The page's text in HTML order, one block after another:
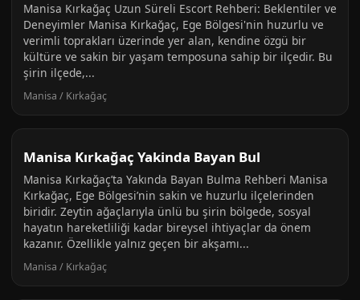
Manisa Kırkağaç Uzun Süreli Escort Rehberi: Beklentiler ve
Deneyimler Manisa Kırkağaç, Ege Bölgesi'nin huzurlu ve
verimli toprakları üzerinde yer alan, kendine özgü bir
kültüre ve sakin bir yaşam temposuna sahip bir ilçedir. Bu
şirin ilçede,...
Manisa / Kırkağaç
Manisa Kırkağaç Yakinda Bayan Bul
Manisa Kırkağaç’ta Yakında Bayan Bulma Rehberi Manisa
Kırkağaç, Ege Bölgesi’nin sakin ve huzurlu ilçelerinden
biridir. Zeytin ağaçlarıyla ünlü bu şirin bölgede, sosyal
hayatın hareketliliği kadar bireysel ihtiyaçlar da önem
kazanır. Özellikle yalnız geçen bir akşamı...
Manisa / Kırkağaç